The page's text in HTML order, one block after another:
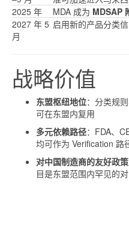
2025 年
MDA 成为 MDSAP
2027 年 5
月
启用新的产品分类
战略价值
东盟枢纽地位：分类规
可在东盟内复用
多元依赖路径：FDA、
均可作为 Verification 路
对中国制造商的友好政策
目是东盟范围内罕见的